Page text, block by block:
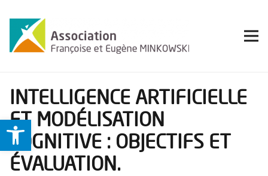
Ouvrir la barre d’outils
INTELLIGENCE ARTIFICIELLE
ET MODÉLISATION
COGNITIVE : OBJECTIFS ET
ÉVALUATION.